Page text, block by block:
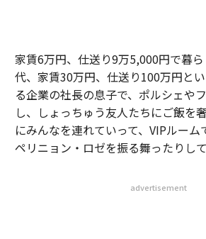
家賃6万円、仕送り9万5,000円で暮
代、家賃30万円、仕送り100万円と
る企業の社長の息子で、ポルシェや
し、しょっちゅう友人たちにご飯を
にみんなを連れていって、VIPルーム
ペリニョン・ロゼを振る舞ったりして
advertisement